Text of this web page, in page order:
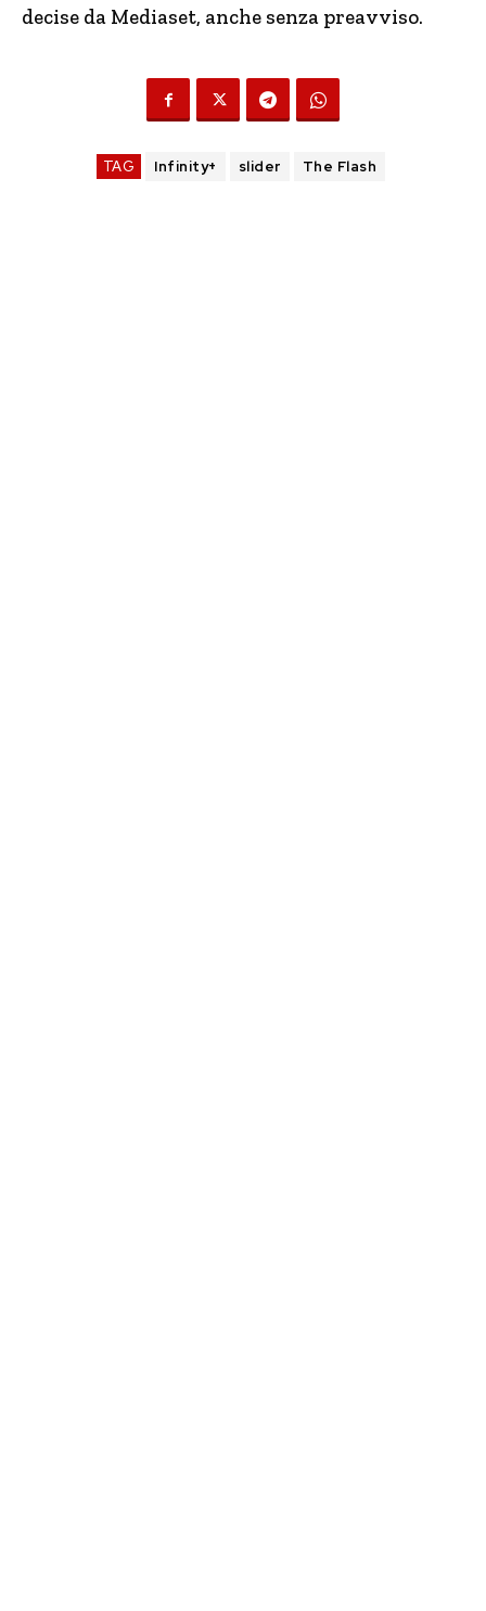
decise da Mediaset, anche senza preavviso.
TAG Infinity+ slider The Flash